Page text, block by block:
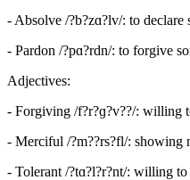
- Absolve /?b?zɑ?lv/: to
- Pardon /?pɑ?rdn/: to forgive
Adjectives:
- Forgiving /f?r?ɡ?v??/: willing
- Merciful /?m??rs?fl/: showing
- Tolerant /?tɑ?l?r?nt/: willing